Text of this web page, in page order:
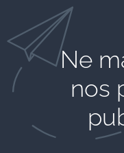
Ne
nos